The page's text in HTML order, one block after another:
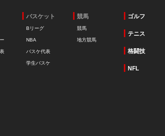
バスケット
Bリーグ
NBA
バスケ代表
学生バスケ
競馬
競馬
地方競馬
ゴルフ
テニス
格闘技
NFL